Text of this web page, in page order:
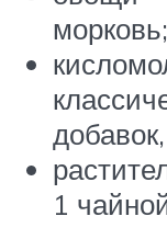
морковь;
1